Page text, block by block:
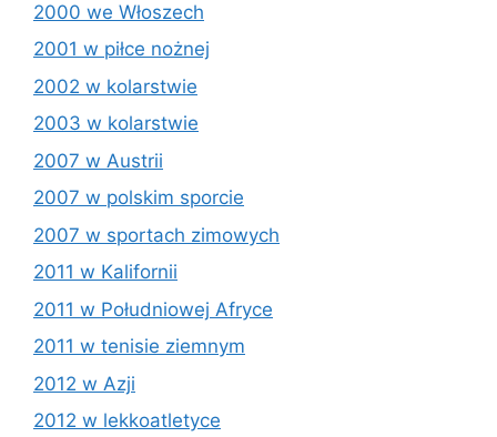
2000 we Włoszech
2001 w piłce nożnej
2002 w kolarstwie
2003 w kolarstwie
2007 w Austrii
2007 w polskim sporcie
2007 w sportach zimowych
2011 w Kalifornii
2011 w Południowej Afryce
2011 w tenisie ziemnym
2012 w Azji
2012 w lekkoatletyce